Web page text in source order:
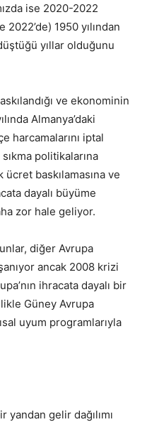
ise 2020-2022
1950 yılından
yıllar olduğunu
ve ekonominin
Almanya’daki
harcamalarını iptal
politikalarına
baskılamasına ve
dayalı büyüme
zor hale geliyor.
diğer Avrupa
ancak 2008 krizi
ihracata dayalı bir
Güney Avrupa
uyum programlarıyla
yandan gelir dağılımı